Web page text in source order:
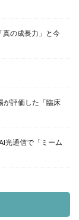
の成長力」と今
が評価した「臨床
光通信で「ミーム